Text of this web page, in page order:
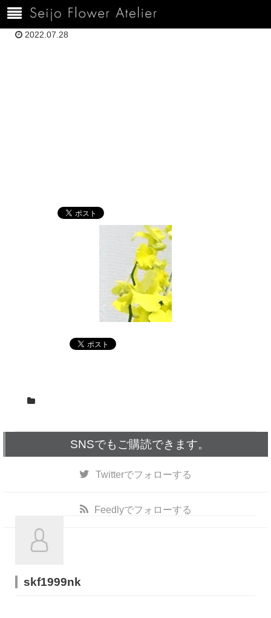
ホーム 120H7.19渡辺真知子DSC02846
2022.07.28
SNSでもご購読できます。
Twitterでフォローする
Feedlyでフォローする
skf1999nk